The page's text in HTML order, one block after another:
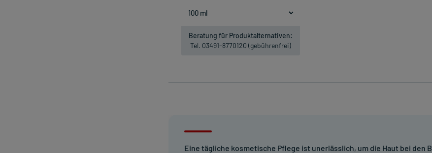
Beratung für Produktalternativen:
Tel. 03491-8770120 (gebührenfrei)
Eine tägliche kosmetische Pflege ist unerlässlich, um die Haut bei den